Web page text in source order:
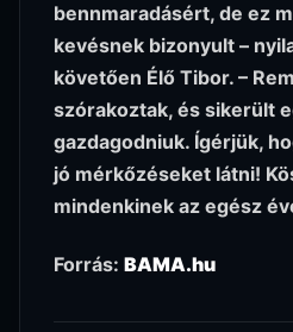
bennmaradásért, de ez
kevésnek bizonyult –
követően Élő Tibor. –
szórakoztak, és sikerült
gazdagodniuk. Ígérjük,
jó mérkőzéseket látni!
mindenkinek az egész
Forrás: BAMA.hu